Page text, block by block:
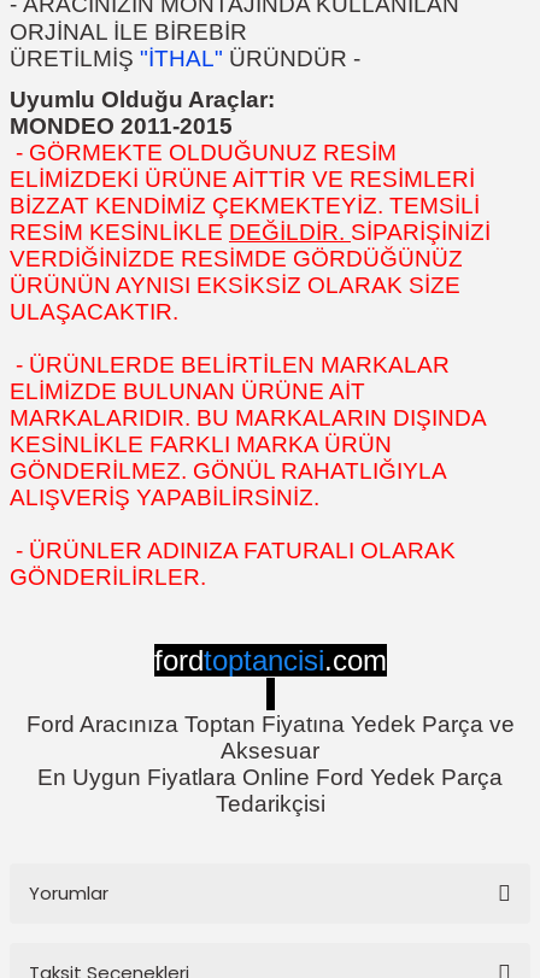
ORJİNAL İLE BİREBİR
ÜRETİLMİŞ "İTHAL" ÜRÜNDÜR -
Uyumlu Olduğu Araçlar:
MONDEO 2011-2015
- GÖRMEKTE OLDUĞUNUZ RESİM
ELİMİZDEKİ ÜRÜNE AİTTİR VE RESİMLERİ
BİZZAT KENDİMİZ ÇEKMEKTEYİZ. TEMSİLİ
RESİM KESİNLİKLE DEĞİLDİR. SİPARİŞİNİZİ
VERDİĞİNİZDE RESİMDE GÖRDÜĞÜNÜZ
ÜRÜNÜN AYNISI EKSİKSİZ OLARAK SİZE
ULAŞACAKTIR.
- ÜRÜNLERDE BELİRTİLEN MARKALAR
ELİMİZDE BULUNAN ÜRÜNE AİT
MARKALARIDIR. BU MARKALARIN DIŞINDA
KESİNLİKLE FARKLI MARKA ÜRÜN
GÖNDERİLMEZ. GÖNÜL RAHATLIĞIYLA
ALIŞVERİŞ YAPABİLİRSİNİZ.
- ÜRÜNLER ADINIZA FATURALI OLARAK
GÖNDERİLİRLER.
fordtoptancisi.com
Ford Aracınıza Toptan Fiyatına Yedek Parça ve
Aksesuar
En Uygun Fiyatlara Online Ford Yedek Parça
Tedarikçisi
Yorumlar
Taksit Seçenekleri